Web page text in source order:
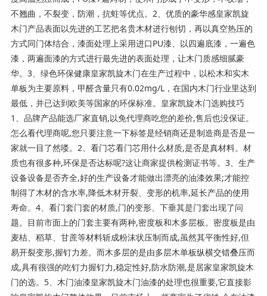
不翘曲，不裂变，防潮，抗蛀等优点。2、优质的豪华感皇家凯旋
木门产品表面以先进的工艺把名贵木材进行刨切，再以真空热压的
方式同门体结合，漆面处理上采用进口PU漆、以四遍底漆，一遍色
漆，两遍面漆的方式进行最先进的表面处理，让木门质感细腻豪
华。3、绿色环保健康皇家凯旋木门在生产过程中，以松木和实木
单板为主要原料，甲醛含量只有0.02mg/L，在国内木门行业里达到
最低，并已达到欧美等国家的环保标准。皇家凯旋木门选购技巧
1、品牌产品能选厂家直销,以免代理商吃您的差价,售后也没保证。
怎么看代理商呢,您只要注意一下标签是经销商还是制造商是否是一
家就一目了然喽。2、看门芯看门芯用什么材质,是否是真材料。材
质也有很多种,环保是否达标呢?这让商家提供检测证书等。3、生产
设备设备是否齐全,好的生产设备才能做出漂亮的油漆效果;才能控
制得了木材的含水率,降低木材开裂、变形的机率,延长产品的使用
寿命。4、看门套门套的材质,门的变形、下垂其是门套出现了问
题。目前市面上的门套主要有两种,密度板和木多层板。密度板是由
麦桔、稻草、甘蔗等材料斩成粉沫状压制而成,虽然其平衡性好,但
易开裂变形,握钉力差。而木多层的是由多层木单板纵横交错叠压而
成,具有很强的吃钉力握钉力,稳定性好,防水防潮,是居家皇家凯旋木
门的选。5、木门油漆皇家凯旋木门油漆的处理也很重要,它直接影